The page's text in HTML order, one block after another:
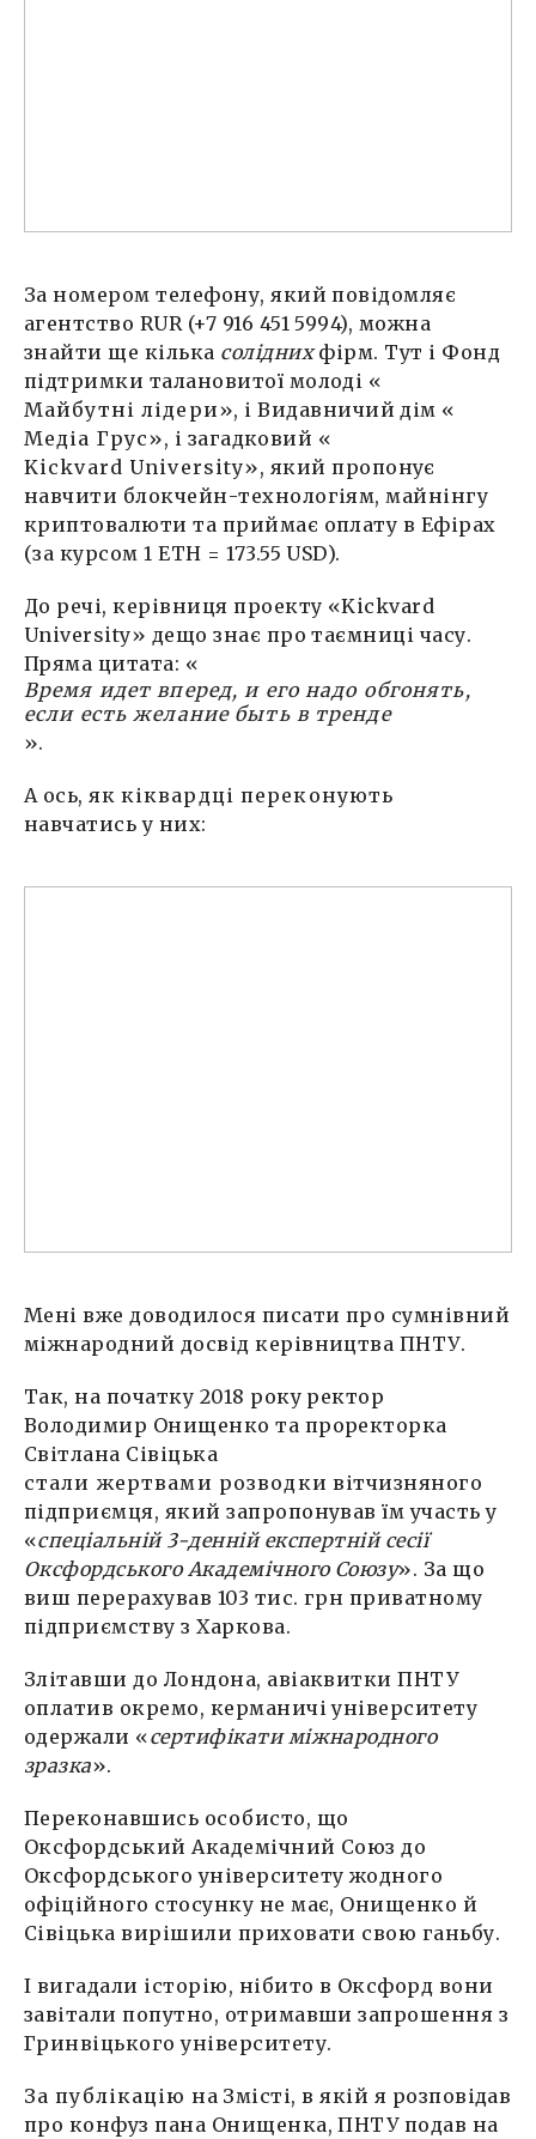
За номером телефону, який повідомляє
агентство RUR (+7 916 451 5994), можна
знайти ще кілька соліднихфірм. Тут і Фонд
підтримки талановитої молоді «
Майбутні лідери», і Видавничий дім «
Медіа Грус», і загадковий «
Kiсkvard University», який пропонує
навчити блокчейн-технологіям, майнінгу
криптовалюти та приймає оплату в Ефірах
(за курсом 1 ETH = 173.55 USD).
До речі, керівниця проекту «Kiсkvard
University» дещо знає про таємниці часу.
Пряма цитата: «
Время идет вперед, и его надо обгонять,
если есть желание быть в тренде
».
А ось, як кіквардці переконують
навчатись у них:
Мені вже доводилося писати про сумнівний
міжнародний досвід керівництва ПНТУ.
Так, на початку 2018 року ректор
Володимир Онищенко та проректорка
Світлана Сівіцька
стали жертвами розводки вітчизняного
підприємця, який запропонував їм участь у
«спеціальній 3-денній експертній сесії
Оксфордського Академічного Союзу». За що
виш перерахував 103 тис. грн приватному
підприємству з Харкова.
Злітавши до Лондона, авіаквитки ПНТУ
оплатив окремо, керманичі університету
одержали «сертифікати міжнародного
зразка».
Переконавшись особисто, що
Оксфордський Академічний Союз до
Оксфордського університету жодного
офіційного стосунку не має, Онищенко й
Сівіцька вирішили приховати свою ганьбу.
І вигадали історію, нібито в Оксфорд вони
завітали попутно, отримавши запрошення з
Гринвіцького університету.
За публікацію на Змісті, в якій я розповідав
про конфуз пана Онищенка, ПНТУ подав на